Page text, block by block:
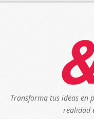
Transforma tus ideas en
realidad